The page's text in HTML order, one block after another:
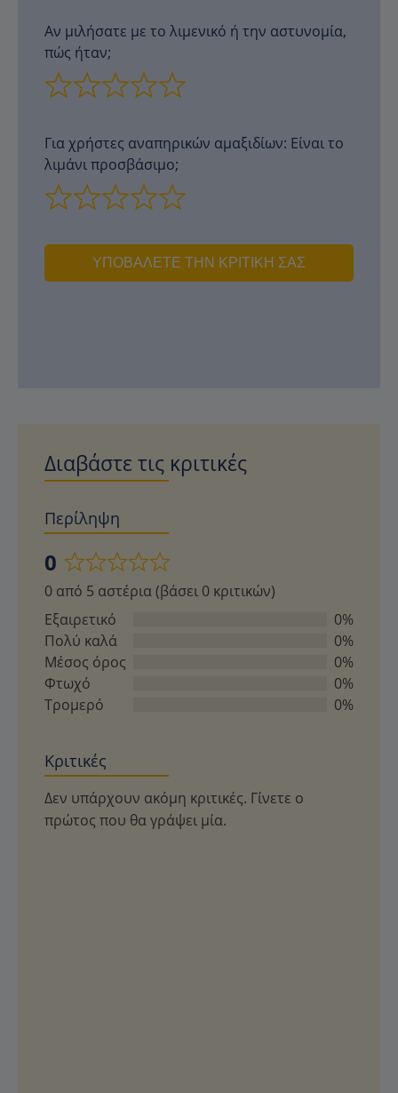
Αν μιλήσατε με το λιμενικό ή την αστυνομία,
πώς ήταν;
Για χρήστες αναπηρικών αμαξιδίων: Είναι το
λιμάνι προσβάσιμο;
ΥΠΟΒΆΛΕΤΕ ΤΗΝ ΚΡΙΤΙΚΉ ΣΑΣ
Διαβάστε τις κριτικές
Περίληψη
0
Βαθμολογήθηκε
με
0
από
5
0 από 5 αστέρια (βάσει 0 κριτικών)
Εξαιρετικό
0%
Πολύ καλά
0%
Μέσος όρος
0%
Φτωχό
0%
Τρομερό
0%
Κριτικές
Δεν υπάρχουν ακόμη κριτικές. Γίνετε ο
πρώτος που θα γράψει μία.